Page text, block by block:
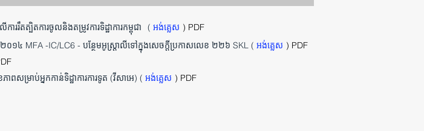
ររឹតត្បិតការចូលនិងតម្រូវការទិដ្ឋាការកម្ពុជា ( អង់គ្លេស ) PDF
២០១៤ MFA -IC/LC6 - បន្ថែមអូស្រ្តាលីទៅក្នុងសេចក្តីប្រកាសលេខ ២២៦ SKL ( អង់គ្លេស ) PDF
សម្រាប់អ្នកកាន់ទិដ្ឋាការការទូត (វីសាអេ) ( អង់គ្លេស ) PDF